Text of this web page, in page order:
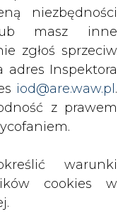
niezbędności
masz inne
zgłoś sprzeciw
adres Inspektora
iod@are.waw.pl .
z prawem
warunki
cookies w
inwestycji,
te świadczą
Elektrowni
własnych
jednostka ma
o mocy 117